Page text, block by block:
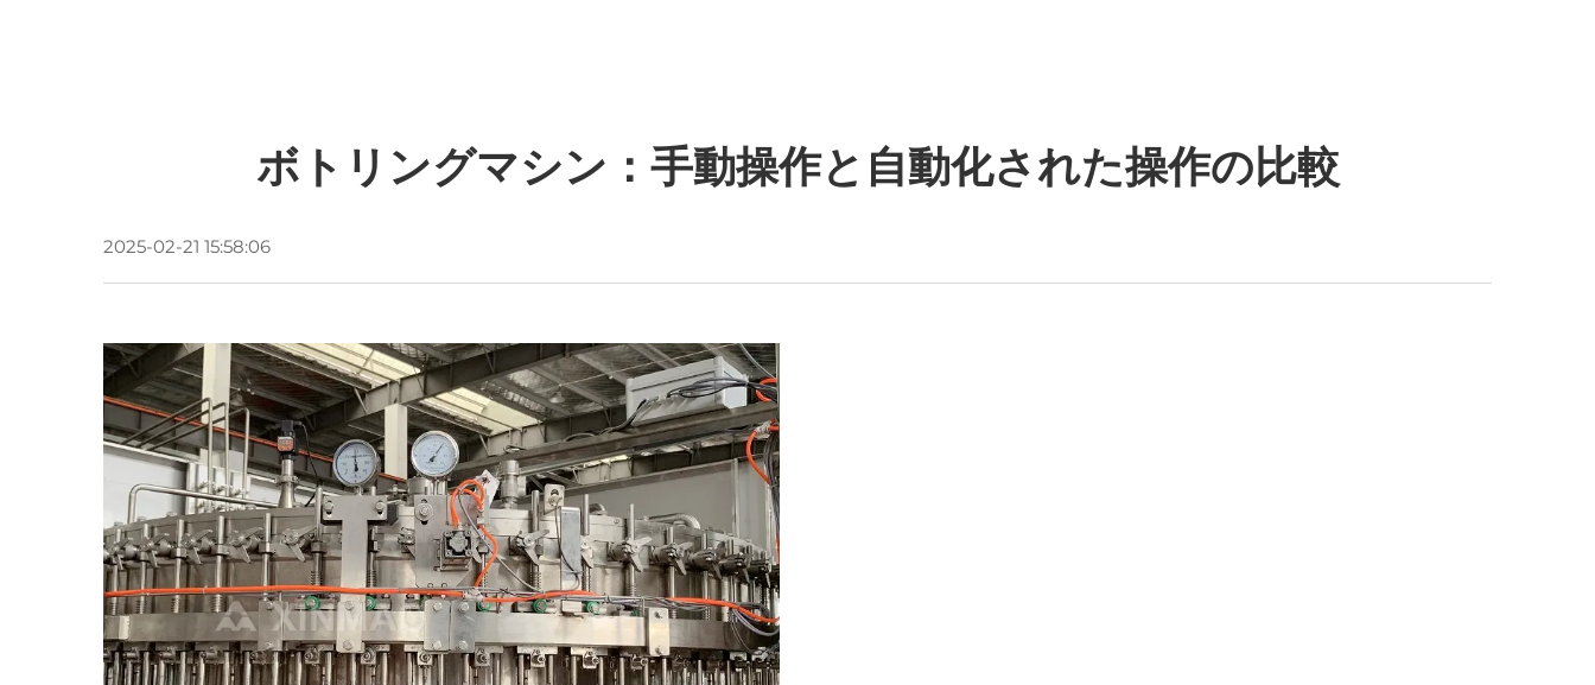
ボトリングマシン：手動操作と自動化された操作の比較
2025-02-21 15:58:06